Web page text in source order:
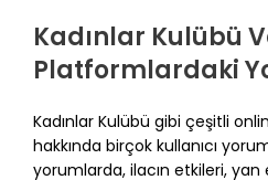
Kadınlar Kulübü
Platformlardaki
Kadınlar Kulübü gibi çeşitli
hakkında birçok kullanıcı
yorumlarda, ilacın etkileri, yan